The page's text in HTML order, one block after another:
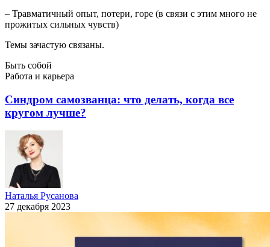
– Травматичный опыт, потери, горе (в связи с этим много не
прожитых сильных чувств)
Темы зачастую связаны.
Быть собой
Работа и карьера
Синдром самозванца: что делать, когда все
кругом лучше?
Наталья Русанова
27 декабря 2023